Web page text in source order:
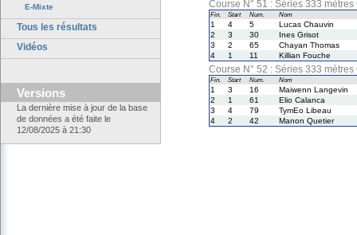
E-Mixte
Tous les résultats
Vidéos
Versions
La dernière mise à jour de la base
de données a été faite le
12/08/2025 à 21:30
Course N° 51 : Séries 333
Fin. Start Num. Nom
1 4 5
Lucas Chauvin
2
3 30
Ines Grisot
3
2 65
Chayan Thomas
4
1 11 Killian Fouche
Course N° 52 : Séries 333
Fin. Start Num. Nom
1 3 16
Maiwenn Langevin
2
1 61
Elio Calanca
3
4 79
TymEo Libeau
4
2 42 Manon Quetier